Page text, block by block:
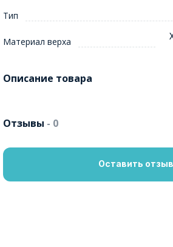
Тип
Материал верха
Описание товара
Отзывы - 0
Оставить отзыв